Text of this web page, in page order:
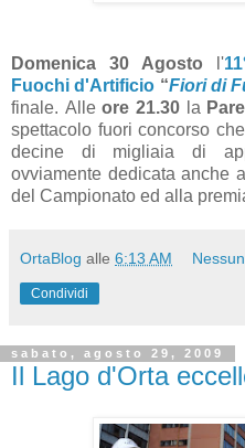
Domenica 30 Agosto l'
Fuochi d'Artificio “Fiori di
finale. Alleore 21.30 la
spettacolo fuori concorso
decine di migliaia di
ovviamente dedicata anche
del Campionato ed alla
OrtaBlog alle 6:13 AM
Condividi
sabato, agosto 29, 2009
Il Lago d'Orta